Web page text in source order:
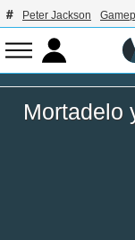
Peter Jackson
Mortadelo